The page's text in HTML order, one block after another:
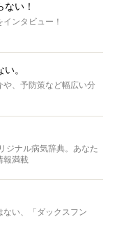
ない！
ンタビュー！
。
、予防策など幅広い分
ジナル病気辞典。あなた
報満載
い、「ダックスフン